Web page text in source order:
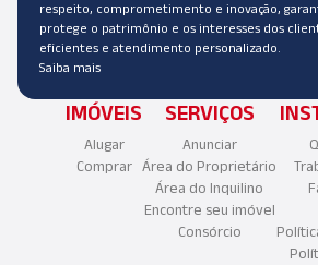
respeito, comprometimento e inovação,
protege o patrimônio e os interesses dos
eficientes e atendimento personalizado.
Saiba mais
IMÓVEIS
Alugar
Comprar
SERVIÇOS
Anunciar
Área do Proprietário
Área do Inquilino
Encontre seu imóvel
Consórcio